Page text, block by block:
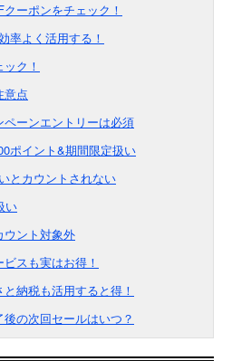
ーポンをチェック！
率よく活用する！
ク！
意点
ーンエントリーは必須
ポイント&期間限定扱い
とカウントされない
い
ウント対象外
スも実はお得！
と納税も活用すると得！
の次回セールはいつ？